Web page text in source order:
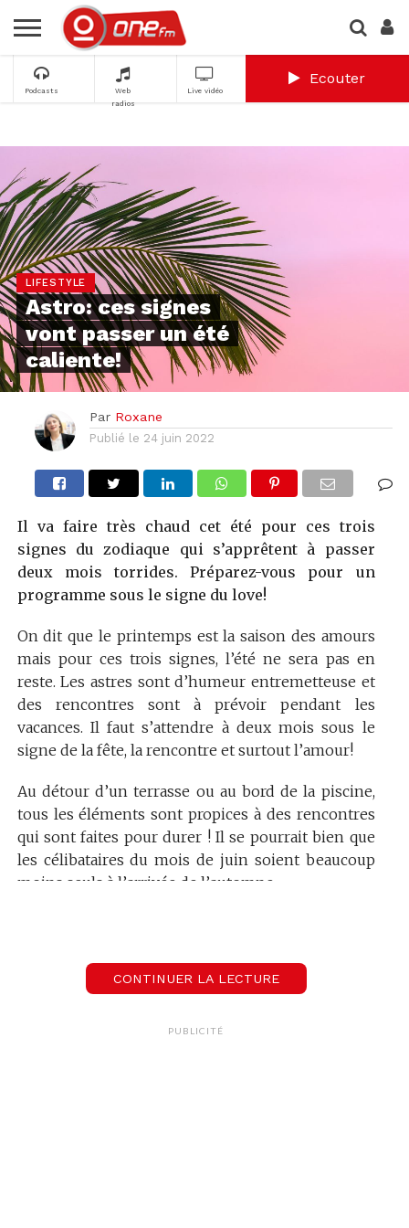
Podcasts
Web
radios
Live vidéo
Ecouter
LIFESTYLE
Astro: ces signes
vont passer un été
caliente!
Par Roxane
Publié le 24 juin 2022
Il va faire très chaud cet été pour ces trois
signes du zodiaque qui s’apprêtent à passer
deux mois torrides. Préparez-vous pour un
programme sous le signe du love!
On dit que le printemps est la saison des amours
mais pour ces trois signes, l’été ne sera pas en
reste. Les astres sont d’humeur entremetteuse et
des rencontres sont à prévoir pendant les
vacances. Il faut s’attendre à deux mois sous le
signe de la fête, la rencontre et surtout l’amour!
Au détour d’un terrasse ou au bord de la piscine,
tous les éléments sont propices à des rencontres
qui sont faites pour durer ! Il se pourrait bien que
les célibataires du mois de juin soient beaucoup
moins seuls à l’arrivée de l’automne.
CONTINUER LA LECTURE
PUBLICITÉ